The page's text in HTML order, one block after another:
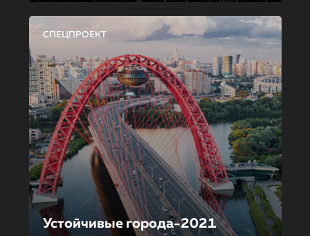
СПЕЦПРОЕКТ
Устойчивые города-2021